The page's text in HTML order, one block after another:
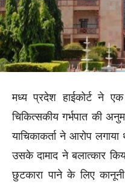
मध्य प्रदेश हाईकोर्ट ने
चिकित्सकीय गर्भपात की
याचिकाकर्ता ने आरोप
उसके दामाद ने बलात्कार
छुटकारा पाने के लिए